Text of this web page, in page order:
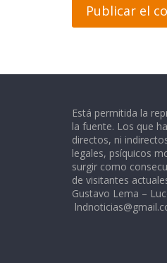
Está permitida la
la fuente. Los que
directos, ni
legales, psíquicos
surgir como
de visitantes
Gustavo Lema –